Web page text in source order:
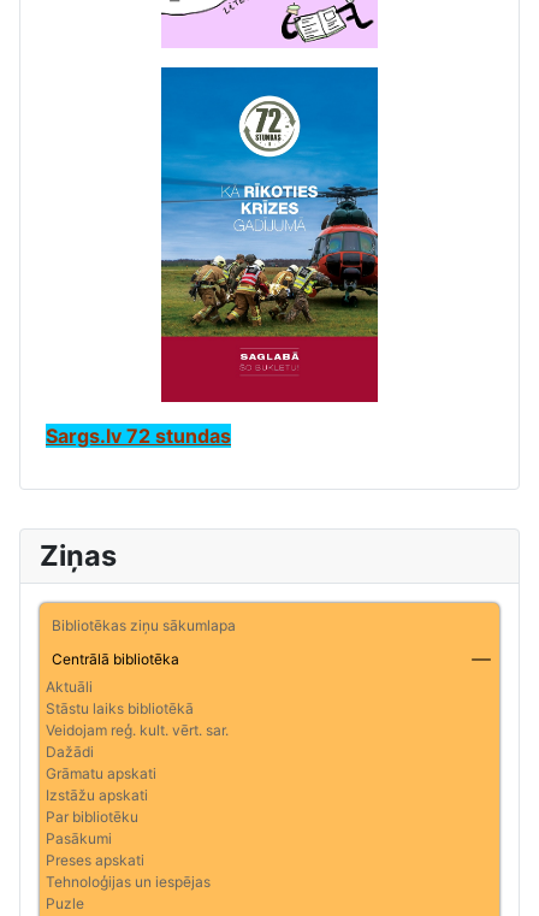
Ziņas
Bibliotēkas ziņu sākumlapa
Centrālā bibliotēka
Aktuāli
Stāstu laiks bibliotēkā
Veidojam reģ. kult. vērt. sar.
Dažādi
Grāmatu apskati
Izstāžu apskati
Par bibliotēku
Pasākumi
Preses apskati
Tehnoloģijas un iespējas
Puzle
Sargs.lv 72 stundas